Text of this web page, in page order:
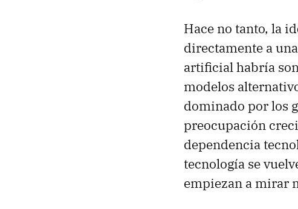
Hace no tanto, la
directamente a
artificial habría
modelos
dominado por los
preocupación
dependencia
tecnología se
empiezan a mirar